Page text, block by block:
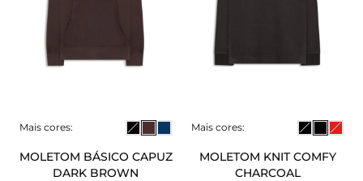
Mais cores:
MOLETOM BÁSICO CAPUZ
DARK BROWN
Mais cores:
MOLETOM KNIT COMFY
CHARCOAL